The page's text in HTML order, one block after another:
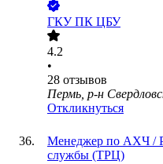
ГКУ ПК ЦБУ
4.2
•
28 отзывов
Пермь, р-н
Откликнуться
Менеджер по АХЧ /
службы (ТРЦ)